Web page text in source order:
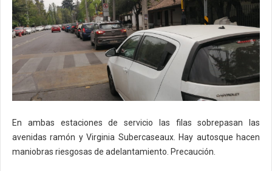
En ambas estaciones de servicio las filas sobrepasan las
avenidas ramón y Virginia Subercaseaux. Hay autosque hacen
maniobras riesgosas de adelantamiento. Precaución.